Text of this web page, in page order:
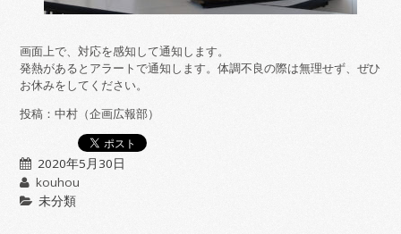
画面上で、対応を感知して通知します。
発熱があるとアラートで通知します。体調不良の際は無理せず、ぜひ
お休みをしてください。
投稿：中村（企画広報部）
2020年5月30日
kouhou
未分類